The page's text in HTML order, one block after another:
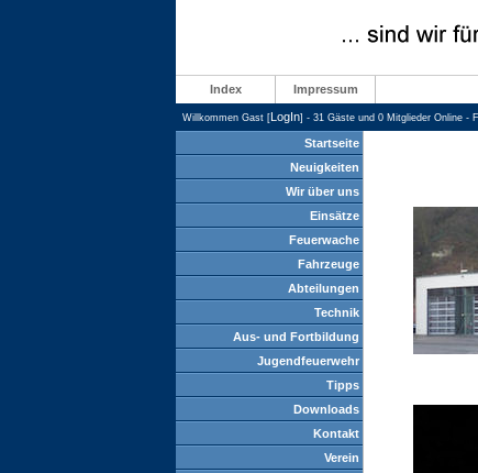
Index Impressum
Willkommen Gast [LogIn] - 31 Gäste und 0 Mitglieder Online -
Startseite
Neuigkeiten
Wir über uns
Einsätze
Feuerwache
Fahrzeuge
Abteilungen
Technik
Aus- und Fortbildung
Jugendfeuerwehr
Tipps
Downloads
Kontakt
Verein